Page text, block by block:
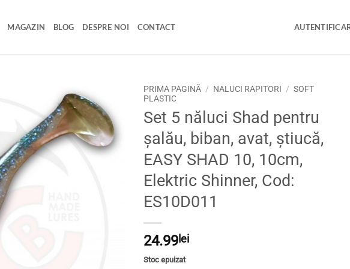
MAGAZIN BLOG DESPRE NOI CONTACT
Adaugă
la
favorite
PRIMA PAGINĂ / NALUCI RAPITORI / SOFT
PLASTIC
Set 5 năluci Shad pentru
șalău, biban, avat, știucă,
EASY SHAD 10, 10cm,
Elektric Shinner, Cod:
ES10D011
24.99lei
Stoc epuizat